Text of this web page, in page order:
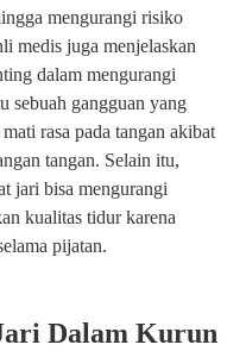
mengurangi risiko
medis juga menjelaskan
dalam mengurangi
sebuah gangguan yang
rasa pada tangan akibat
tangan. Selain itu,
jari bisa mengurangi
kualitas tidur karena
pijatan.
Dalam Kurun